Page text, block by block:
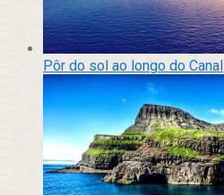
Pôr do sol ao longo do Canal